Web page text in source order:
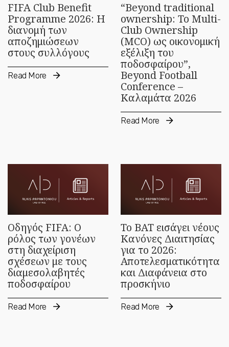
FIFA Club Benefit
Programme 2026: Η
διανομή των
αποζημιώσεων
στους συλλόγους
Read More
“Beyond traditional
ownership: To Multi-
Club Ownership
(MCO) ως οικονομική
εξέλιξη του
ποδοσφαίρου”,
Beyond Football
Conference –
Καλαμάτα 2026
Read More
Οδηγός FIFA: Ο
ρόλος των γονέων
στη διαχείριση
σχέσεων με τους
διαμεσολαβητές
ποδοσφαίρου
Read More
Το BAT εισάγει νέους
Κανόνες Διαιτησίας
για το 2026:
Αποτελεσματικότητα
και Διαφάνεια στο
προσκήνιο
Read More